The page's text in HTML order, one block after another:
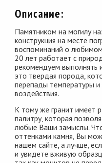
Описание:
Памятником на могилу
конструкция на месте
воспоминаний о
20 лет работает с
рекомендуем выполнять
это твердая порода,
перепады температуры
воздействия.
К тому же гранит имеет
палитру, которая
любые Ваши замыслы.
оттенками камня, Вы
нашем сайте, а лучше,
и увидете вживую